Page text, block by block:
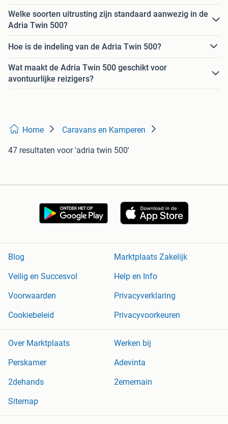
Welke soorten uitrusting zijn standaard aanwezig in de
Adria Twin 500?
Hoe is de indeling van de Adria Twin 500?
Wat maakt de Adria Twin 500 geschikt voor
avontuurlijke reizigers?
Home Caravans en Kamperen
47 resultaten voor 'adria twin 500'
Blog
Marktplaats Zakelijk
Veilig en Succesvol
Help en Info
Voorwaarden
Privacyverklaring
Cookiebeleid
Privacyvoorkeuren
Over Marktplaats
Werken bij
Perskamer
Adevinta
2dehands
2ememain
Sitemap